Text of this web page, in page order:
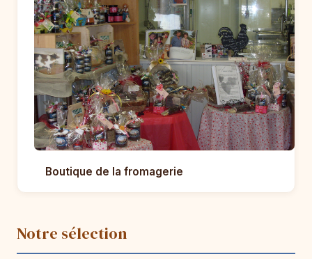
Boutique de la fromagerie
Notre sélection